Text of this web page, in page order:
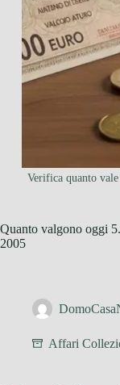
Verifica quanto
Quanto valgono oggi
2005
Affari